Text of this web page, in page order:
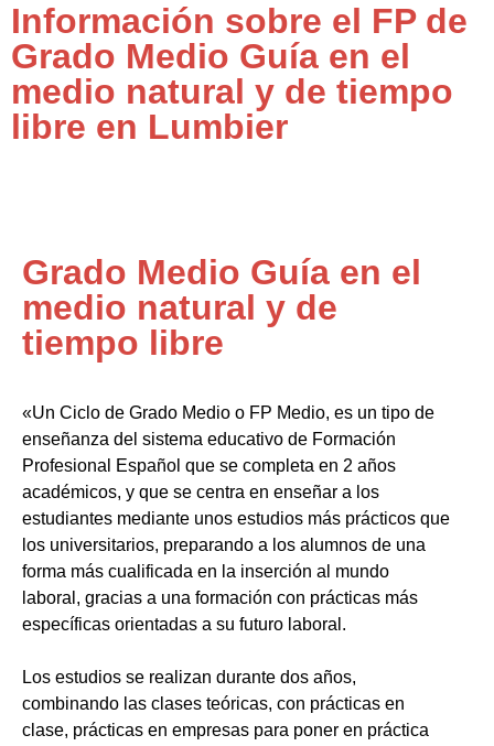
Información sobre el FP de
Grado Medio Guía en el
medio natural y de tiempo
libre en Lumbier
Grado Medio Guía en el
medio natural y de
tiempo libre
«Un Ciclo de Grado Medio o FP Medio, es un tipo de
enseñanza del sistema educativo de Formación
Profesional Español que se completa en 2 años
académicos, y que se centra en enseñar a los
estudiantes mediante unos estudios más prácticos que
los universitarios, preparando a los alumnos de una
forma más cualificada en la inserción al mundo
laboral, gracias a una formación con prácticas más
específicas orientadas a su futuro laboral.
Los estudios se realizan durante dos años,
combinando las clases teóricas, con prácticas en
clase, prácticas en empresas para poner en práctica